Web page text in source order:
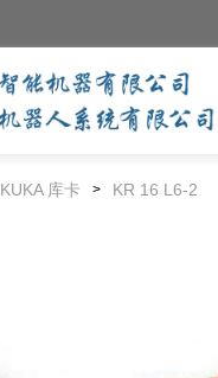
KUKA 库卡 > KR 16 L6-2